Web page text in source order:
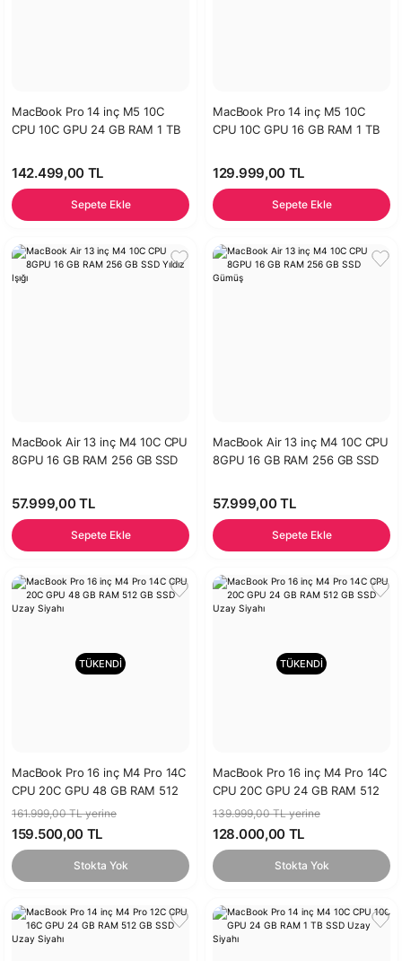
MacBook Pro 14 inç M5 10C
CPU 10C GPU 24 GB RAM 1 TB
142.499,00 TL
Sepete Ekle
MacBook Pro 14 inç M5 10C
CPU 10C GPU 16 GB RAM 1 TB
129.999,00 TL
Sepete Ekle
MacBook Air 13 inç M4 10C CPU
8GPU 16 GB RAM 256 GB SSD
57.999,00 TL
Sepete Ekle
MacBook Air 13 inç M4 10C CPU
8GPU 16 GB RAM 256 GB SSD
57.999,00 TL
Sepete Ekle
TÜKENDİ
MacBook Pro 16 inç M4 Pro 14C
CPU 20C GPU 48 GB RAM 512
GB SSD Uzay Siyahı
161.999,00 TL yerine
159.500,00 TL
Stokta Yok
TÜKENDİ
MacBook Pro 16 inç M4 Pro 14C
CPU 20C GPU 24 GB RAM 512
GB SSD Uzay Siyahı
139.999,00 TL yerine
128.000,00 TL
Stokta Yok